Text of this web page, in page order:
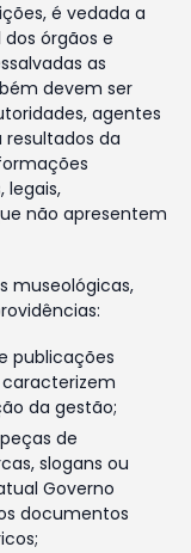
é vedada a
órgãos e
as
devem ser
agentes
resultados da
legais,
não apresentem
museológicas,
publicações
da gestão;
de
slogans ou
Governo
documentos